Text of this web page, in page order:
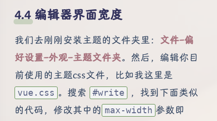
编辑器界面宽度
我们去刚刚安装主题的文件夹里： 文件–偏
好设置–外观–主题文件夹。然后，编辑你目
前使用的主题css文件，比如我这里是
vue.css 。搜索 #write
，找到下面类似
的代码，修改其中的 max-width 参数即